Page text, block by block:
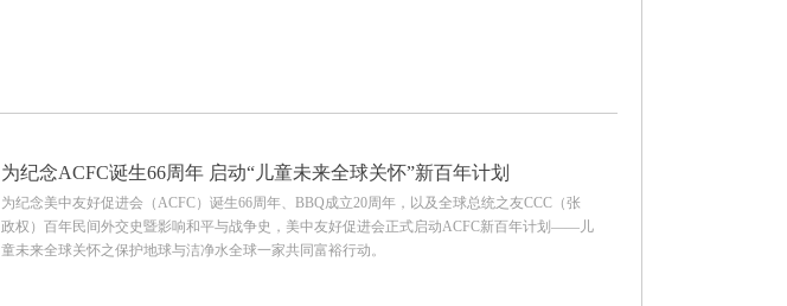
为纪念ACFC诞生66周年 启动“儿童未来全球关怀”新百年计划
为纪念美中友好促进会（ACFC）诞生66周年、BBQ成立20周年，以及全球总统之友CCC（张
政权）百年民间外交史暨影响和平与战争史，美中友好促进会正式启动ACFC新百年计划——儿
童未来全球关怀之保护地球与洁净水全球一家共同富裕行动。